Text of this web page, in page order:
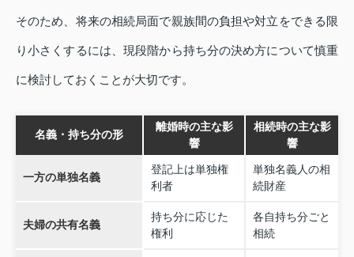
そのため、将来の相続局面で親族間の負担や対立をできる限
り小さくするには、現段階から持ち分の決め方について慎重
に検討しておくことが大切です。
名義・持ち分の形
離婚時の主な影
響
相続時の主な影
響
一方の単独名義
登記上は単独権
利者
単独名義人の相
続財産
夫婦の共有名義
持ち分に応じた
権利
各自持ち分ごと
相続